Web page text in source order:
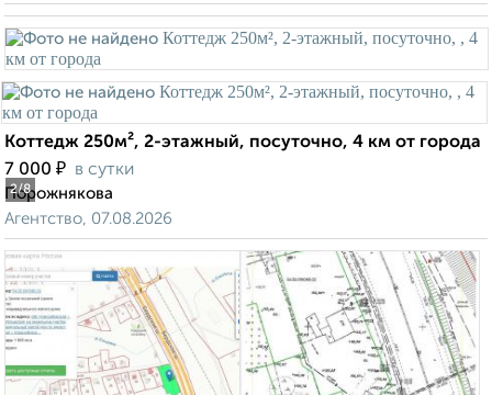
2/8
Коттедж 250м², 2-этажный, посуточно, 4 км от города
7 000 ₽ в сутки
Порожнякова
Агентство, 07.08.2026